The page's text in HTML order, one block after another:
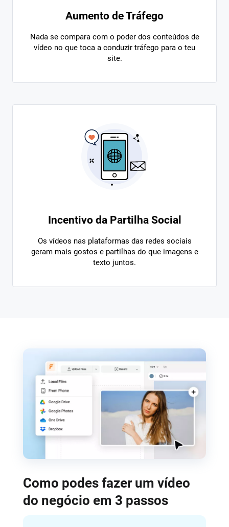
Aumento de Tráfego
Nada se compara com o poder dos conteúdos de
vídeo no que toca a conduzir tráfego para o teu
site.
Incentivo da Partilha Social
Os vídeos nas plataformas das redes sociais
geram mais gostos e partilhas do que imagens e
texto juntos.
Como podes fazer um vídeo
do negócio em 3 passos